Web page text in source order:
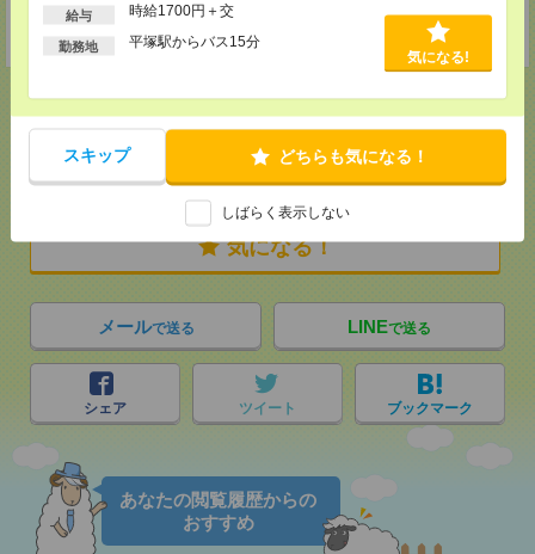
給与 時給1700円＋交
勤務地
平塚駅からバス15分
気になる!
スキップ どちらも気になる！
しばらく表示しない
TEL：0120-022-142
担当：採用担当者
応募ページへ
気になる！
メールで送る LINEで送る
シェア ツイート ブックマーク
あなたの閲覧履歴からの
おすすめ